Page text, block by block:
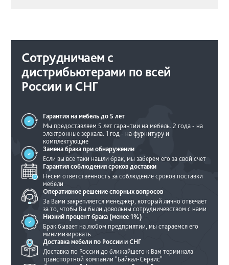
Сотрудничаем с
дистрибьютерами по всей
России и СНГ
Гарантия на мебель до 5 лет
Мы предоставляем 5 лет гарантии на мебель. 2 года - на
электронные зеркала. 1 год - на фурнитуру и
комплектующие
Замена брака при обнаружении
Если вы все таки нашли брак, мы заберем его за свой счет
Гарантия соблюдения сроков доставки
Несем ответственность за соблюдение сроков поставки
мебели
Оперативное решение спорных вопросов
За Вами закрепляется менеджер, который лично отвечает
за то, чтобы Вы были довольны сотрудничевством с нами
Низкий процент брака (менее 1%)
Брак бывает на любом предприятии, мы стараемся его
минимизировать
Доставка мебели по России и СНГ
Доставка по России до ближайшего к Вам терминала
транспортной компании “Байкал-Сервис”